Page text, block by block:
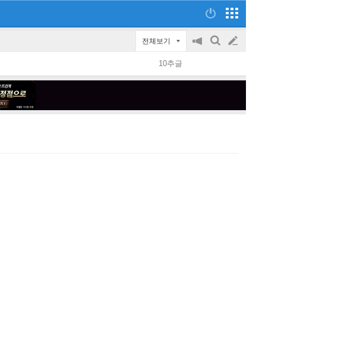
전체보기
공
on/off
검
글
쓰
10추글